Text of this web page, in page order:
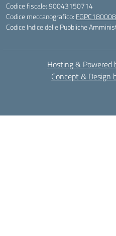
Codice fiscale: 90043150714
Codice meccanografico: FGPC180008
Codice Indice delle Pubbliche
Hosting & Powered
Concept & Design